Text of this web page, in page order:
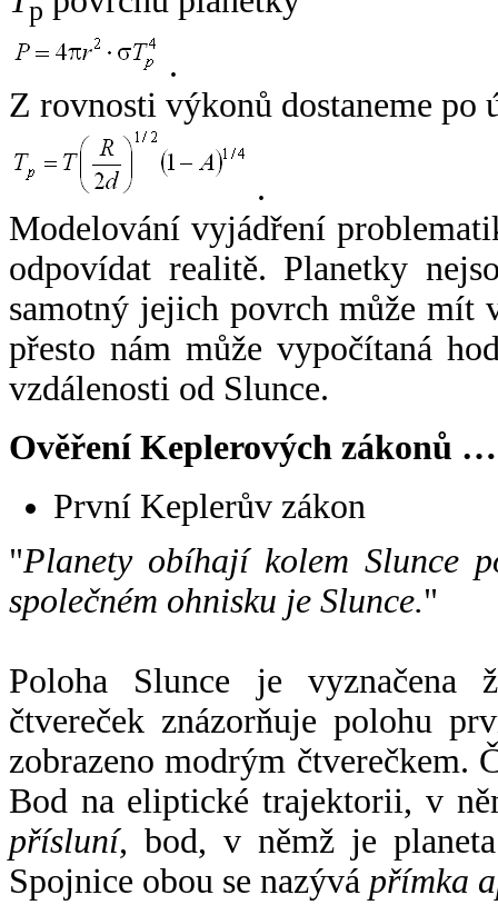
p
.
Z rovnosti výkonů dostaneme po
.
Modelování vyjádření
odpovídat realitě. Planetky
samotný jejich povrch může mít
přesto nám může vypočítaná
vzdálenosti od Slunce.
Ověření Keplerových zákonů …
První Keplerův zákon
"Planety obíhají kolem Slunce
společném ohnisku je Slunce."
Poloha Slunce je vyznačena
čtvereček znázorňuje polohu
zobrazeno modrým čtverečkem.
Bod na eliptické trajektorii, v
přísluní, bod, v němž je
Spojnice obou se nazývá přímka